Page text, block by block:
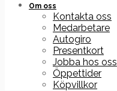
Om oss
Kontakta oss
Medarbetare
Autogiro
Presentkort
Jobba hos oss
Öppettider
Köpvillkor